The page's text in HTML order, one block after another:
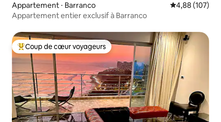
Appartement ⋅ Barranco Évaluation
4,88 (107)
Appartement entier exclusif à Barranco
Coups de cœur voyageurs les plus appréciés
Coup de cœur voyageurs